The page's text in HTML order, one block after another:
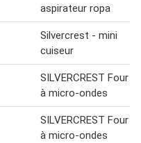
aspirateur ropa
Silvercrest - mini
cuiseur
SILVERCREST Four
à micro-ondes
SILVERCREST Four
à micro-ondes